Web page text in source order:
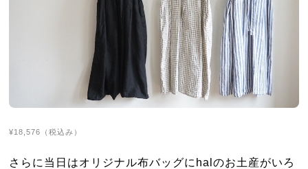
¥18,576（税込み）
さらに当日はオリジナル布バッグにhalのお土産がいろ